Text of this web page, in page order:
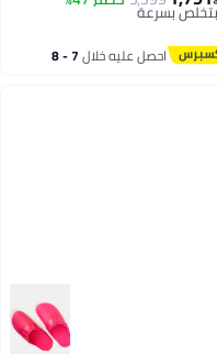
#5 في صنادل رجالية كاجوال
بتخلّص بسرعة
#5 في صنادل رجالية كاجوال احصل عليه خلال 7 - 8